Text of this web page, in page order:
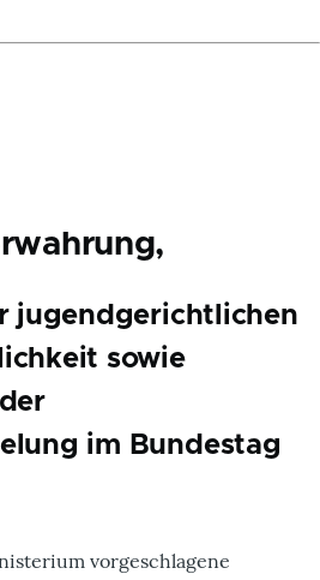
jugendgerichtlichen
sowie
im Bundestag
vorgeschlagene